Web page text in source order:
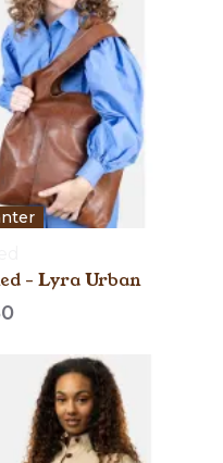
- Lyra Urban